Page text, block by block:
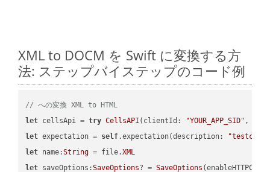
XML to DOCM を Swift に変換する方
法: ステップバイステップのコード例
// への変換 XML to HTML
let cellsApi = try CellsAPI (clientId: "YOUR_APP_SID" ,
let expectation = self.expectation(description:
let name:String = file.XML
let saveOptions:SaveOptions? = SaveOptions